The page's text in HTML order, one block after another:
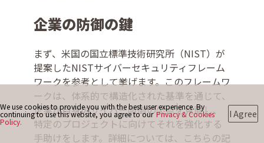
企業の防御の鍵
まず、米国の国立標準技術研究所（NIST）が
提案したNISTサイバーセキュリティフレーム
ワークを参考として挙げます。このフレームワ
ークは、体系的で構造化された基準を通じて、
企業が自身のサイバー防御の欠点を見直し、
特定のプロジェクトに向けてそれを強化する
手助けをします。詳細については、こちらの記
We use cookies to provide you with the best user experience. By
continuing to use this website, you agree to our Privacy & Cookies
Policy.
I Agree